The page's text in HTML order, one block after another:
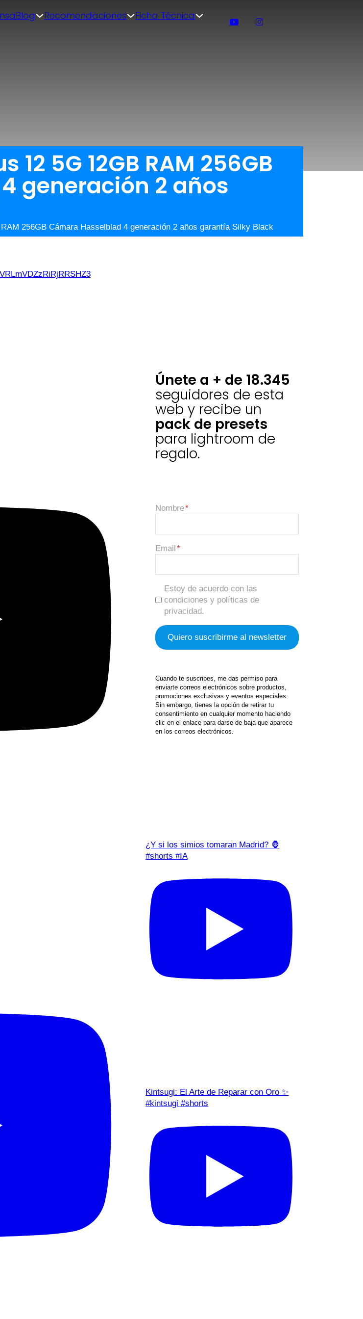
Blog Recomendaciones
Ficha Técnica
5G 12GB RAM 256GB
generación 2 años
256GB Cámara Hasselblad 4 generación 2 años garantía Silky Black
Únete a + de 18.345
seguidores de esta
web y recibe un
pack de presets
para lightroom de
regalo.
Nombre
Email
Estoy de acuerdo con las
condiciones y políticas de
privacidad.
Cuando te suscribes, me das permiso para
enviarte correos electrónicos sobre productos,
promociones exclusivas y eventos especiales.
Sin embargo, tienes la opción de retirar tu
consentimiento en cualquier momento haciendo
clic en el enlace para darse de baja que aparece
en los correos electrónicos.
¿Y si los simios tomaran Madrid? 🦍
#shorts #IA
Kintsugi: El Arte de Reparar con Oro ✨
#kintsugi #shorts